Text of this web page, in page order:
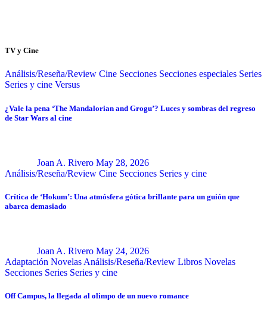
TV y Cine
Análisis/Reseña/Review Cine Secciones Secciones especiales Series
Series y cine Versus
¿Vale la pena ‘The Mandalorian and Grogu’? Luces y sombras del regreso
de Star Wars al cine
Joan A. Rivero May 28, 2026
Análisis/Reseña/Review Cine Secciones Series y cine
Crítica de ‘Hokum’: Una atmósfera gótica brillante para un guión que
abarca demasiado
Joan A. Rivero May 24, 2026
Adaptación Novelas Análisis/Reseña/Review Libros Novelas
Secciones Series Series y cine
Off Campus, la llegada al olimpo de un nuevo romance